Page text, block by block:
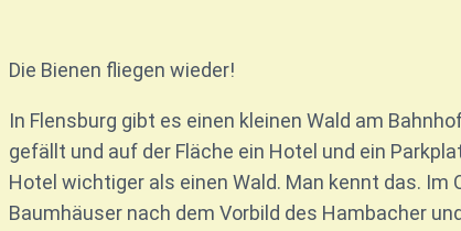
Die Bienen fliegen wieder!
In Flensburg gibt es einen kleinen Wald am
gefällt und auf der Fläche ein Hotel und ein
Hotel wichtiger als einen Wald. Man kennt das.
Baumhäuser nach dem Vorbild des Hambacher